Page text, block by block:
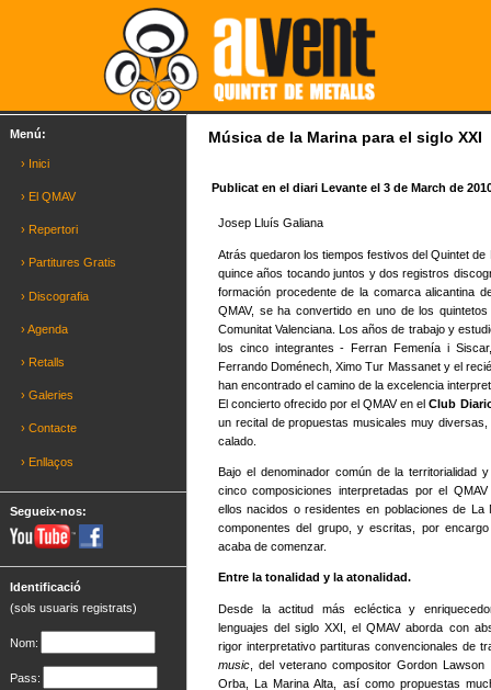
Menú:
› Inici
› El QMAV
› Repertori
› Partitures Gratis
› Discografia
› Agenda
› Retalls
› Galeries
› Contacte
› Enllaços
Segueix-nos:
Identificació
(sols usuaris registrats)
Nom:
Pass:
Música de la Marina para el siglo XXI
Publicat en el diari Levante el 3 de March de
Josep Lluís Galiana
Atrás quedaron los tiempos festivos del Quintet de
quince años tocando juntos y dos registros
formación procedente de la comarca alicantina
QMAV, se ha convertido en uno de los
Comunitat Valenciana. Los años de trabajo y
los cinco integrantes - Ferran Femenía i
Ferrando Doménech, Ximo Tur Massanet y el
han encontrado el camino de la excelencia
El concierto ofrecido por el QMAV en elClub
un recital de propuestas musicales muy
calado.
Bajo el denominador común de la territorialidad
cinco composiciones interpretadas por el
ellos nacidos o residentes en poblaciones de La
componentes del grupo, y escritas, por
acaba de comenzar.
Entre la tonalidad y la atonalidad.
Desde la actitud más ecléctica y
lenguajes del siglo XXI, el QMAV aborda con
rigor interpretativo partituras convencionales de
music, del veterano compositor Gordon
Orba, La Marina Alta, así como propuestas